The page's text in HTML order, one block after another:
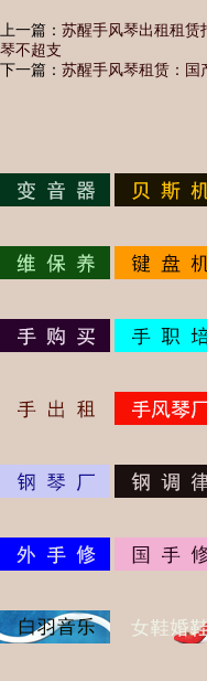
上一篇： 苏醒手风琴出租租赁
琴不超支
下一篇： 苏醒手风琴租赁：国